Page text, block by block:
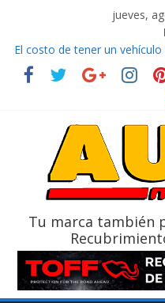
jueves,
El costo de tener un
decidir
Ultima película
La Vuelta al Ecuador 2026,
La FEDAK recibe 12
Tu marca también